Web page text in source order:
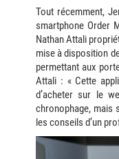
Tout récemment,
smartphone Order
Nathan Attali
mise à disposition
permettant aux
Attali : « Cette
d’acheter sur le
chronophage, mais
les conseils d’un